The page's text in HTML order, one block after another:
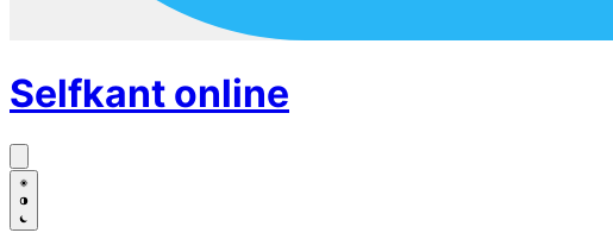
Selfkant online